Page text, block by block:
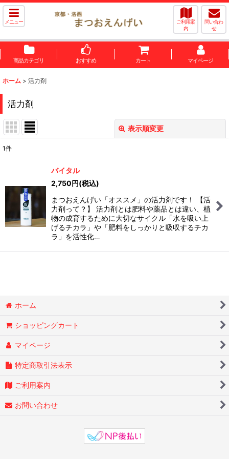
メニュー
ご利用案
内
問い合わ
せ
商品カテゴリ おすすめ カート マイページ
ホーム > 活力剤
活力剤
表示順変更
並び順:
絞り込む
1件
バイタル
2,750円(税込)
まつおえんげい「オススメ」の活力剤です！ 【活
力剤って？】 活力剤とは肥料や薬品とは違い、植
物の成育するために大切なサイクル「水を吸い上
げるチカラ」や「肥料をしっかりと吸収するチカ
ラ」を活性化…
ホーム
ショッピングカート
マイページ
特定商取引法表示
ご利用案内
お問い合わせ